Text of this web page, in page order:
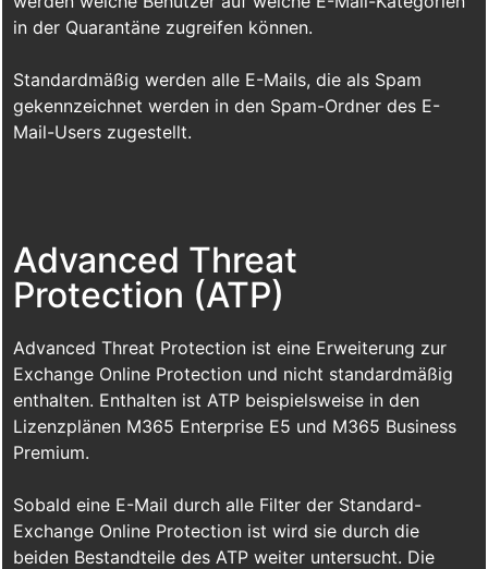
in der Quarantäne zugreifen können.
Standardmäßig werden alle E-Mails, die als Spam
gekennzeichnet werden in den Spam-Ordner des E-
Mail-Users zugestellt.
Advanced Threat
Protection (ATP)
Advanced Threat Protection ist eine Erweiterung zur
Exchange Online Protection und nicht standardmäßig
enthalten. Enthalten ist ATP beispielsweise in den
Lizenzplänen M365 Enterprise E5 und M365 Business
Premium.
Sobald eine E-Mail durch alle Filter der Standard-
Exchange Online Protection ist wird sie durch die
beiden Bestandteile des ATP weiter untersucht. Die